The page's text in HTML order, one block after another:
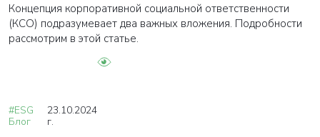
Концепция корпоративной социальной ответственности
(КСО) подразумевает два важных вложения. Подробности
рассмотрим в этой статье.
#ESG
Блог
23.10.2024
г.